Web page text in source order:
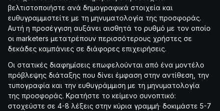
βελτιστοποιήστε ανά δημογραφικά στοιχεία και
ευθυγραμμιστείτε με τη μηνυματολογία της προσφοράς.
Αυτή η προσέγγιση αυξάνει αισθητά το ρυθμό με τον οποίο
οι marketers μετατρέπουν περισσότερους χρήστες σε
δεκάδες καμπάνιες σε διάφορες επιχειρήσεις.
Οι στατικές διαφημίσεις επωφελούνται από ένα μοντέλο
πρόβλεψης διάταξης που δίνει έμφαση στην αντίθεση, την
τυπογραφία και την ευθυγράμμιση με τη μηνυματολογία
της προσφοράς. Κρατήστε το κείμενο συνοπτικό:
στοχεύστε σε 4-8 λέξεις στην κύρια γραμμή· δοκιμάστε 5-7